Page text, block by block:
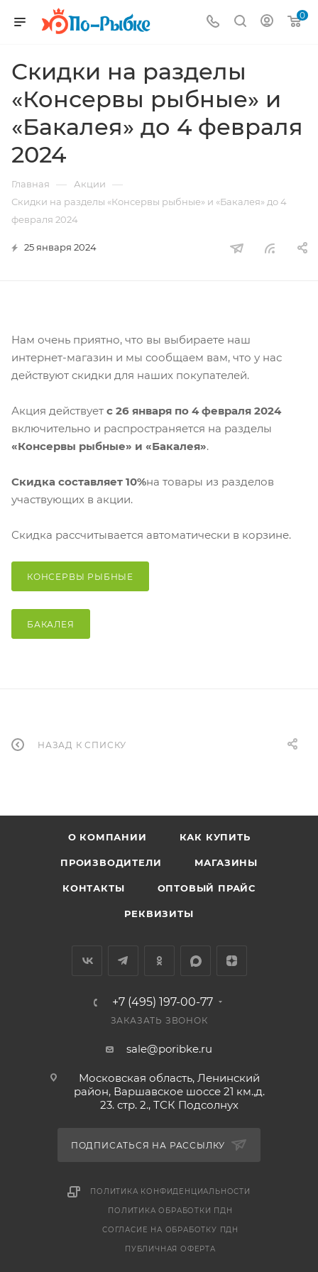
0
Скидки на разделы
«Консервы рыбные» и
«Бакалея» до 4 февраля
2024
Главная — Акции —
Скидки на разделы «Консервы рыбные» и «Бакалея» до 4
февраля 2024
25 января 2024
Нам очень приятно, что вы выбираете наш
интернет-магазин и мы сообщаем вам, что у нас
действуют cкидки для наших покупателей.
Акция действует с 26 января по 4 февраля 2024
включительно и распространяется на разделы
«Консервы рыбные» и «Бакалея».
Скидка составляет 10%на товары из разделов
участвующих в акции.
Скидка рассчитывается автоматически в корзине.
КОНСЕРВЫ РЫБНЫЕ
БАКАЛЕЯ
НАЗАД К СПИСКУ
О КОМПАНИИ КАК КУПИТЬ
ПРОИЗВОДИТЕЛИ МАГАЗИНЫ
КОНТАКТЫ ОПТОВЫЙ ПРАЙС
РЕКВИЗИТЫ
+7 (495) 197-00-77
ЗАКАЗАТЬ ЗВОНОК
sale@poribke.ru
Московская область, Ленинский
район, Варшавское шоссе 21 км.,д.
23. стр. 2., ТСК Подсолнух
ПОДПИСАТЬСЯ НА РАССЫЛКУ
ПОЛИТИКА КОНФИДЕНЦИАЛЬНОСТИ
ПОЛИТИКА ОБРАБОТКИ ПДН
СОГЛАСИЕ НА ОБРАБОТКУ ПДН
ПУБЛИЧНАЯ ОФЕРТА